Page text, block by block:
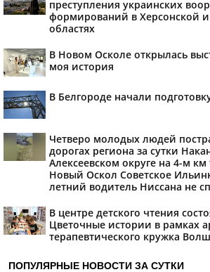
преступления украинских
формирований в Херсонской и
областях
В Новом Осколе открылась
моя история
В Белгороде начали
Четверо молодых людей
дорогах региона за сутки
Алексеевском округе на 4-м
Новый Оскол Советское
летний водитель Ниссана не
В центре детского чтения
Цветочные истории в рамках
терапевтического кружка
ПОПУЛЯРНЫЕ НОВОСТИ ЗА СУТКИ